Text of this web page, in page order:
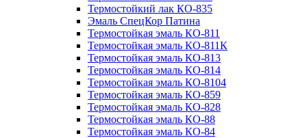
Термостойкий лак КО-835
Эмаль СпецКор Патина
Термостойкая эмаль КО-811
Термостойкая эмаль КО-811К
Термостойкая эмаль КО-813
Термостойкая эмаль КО-814
Термостойкая эмаль КО-8104
Термостойкая эмаль КО-859
Термостойкая эмаль КО-828
Термостойкая эмаль КО-88
Термостойкая эмаль КО-84